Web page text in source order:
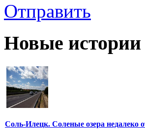
Отправить
Новые истории
Соль-Илецк. Соленые озера недалеко